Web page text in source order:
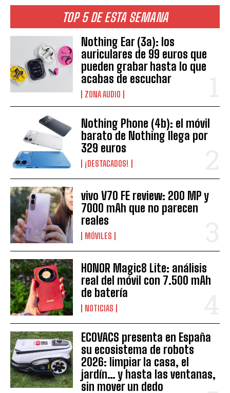
TOP 5 DE ESTA SEMANA
Nothing Ear (3a): los
auriculares de 99 euros que
pueden grabar hasta lo que
acabas de escuchar
ZONA AUDIO
Nothing Phone (4b): el móvil
barato de Nothing llega por
329 euros
¡DESTACADOS!
vivo V70 FE review: 200 MP y
7000 mAh que no parecen
reales
MÓVILES
HONOR Magic8 Lite: análisis
real del móvil con 7.500 mAh
de batería
NOTICIAS
ECOVACS presenta en España
su ecosistema de robots
2026: limpiar la casa, el
jardín… y hasta las ventanas,
sin mover un dedo